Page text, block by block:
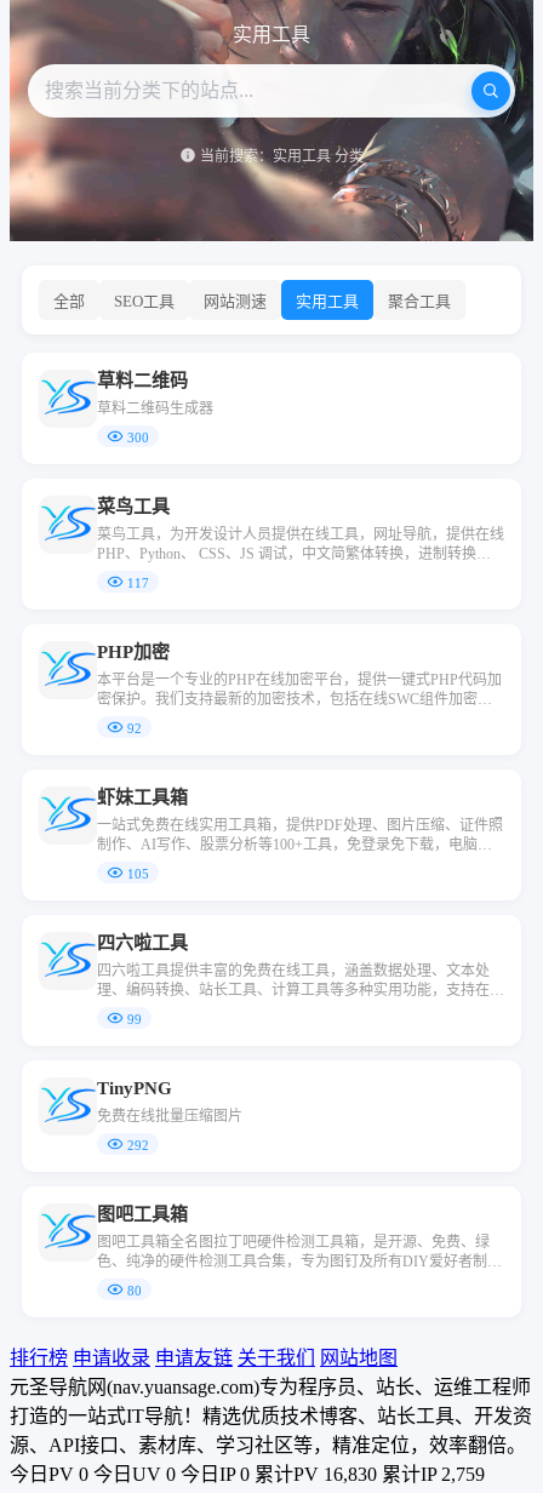
实用工具
当前搜索：实用工具 分类
全部 SEO工具 网站测速 实用工具 聚合工具
草料二维码
草料二维码生成器
300
菜鸟工具
菜鸟工具，为开发设计人员提供在线工具，网址导航，提供在线
PHP、Python、 CSS、JS 调试，中文简繁体转换，进制转换等
工具。致力于打造国内专业WEB开发工具，集成开发环境，WE
B开发教程。..
117
PHP加密
本平台是一个专业的PHP在线加密平台，提供一键式PHP代码加
密保护。我们支持最新的加密技术，包括在线SWC组件加密、S
ourceGuardian17 PRO以及ioncube15加密，同时兼容xend等主流
方式。您只需在线上传PHP文件，即可快速完成加密。本系统是
92
虾妹工具箱
一站式免费在线实用工具箱，提供PDF处理、图片压缩、证件照
制作、AI写作、股票分析等100+工具，免登录免下载，电脑手
机通用
105
四六啦工具
四六啦工具提供丰富的免费在线工具，涵盖数据处理、文本处
理、编码转换、站长工具、计算工具等多种实用功能，支持在线
使用，无需下载，简单高效。
99
TinyPNG
免费在线批量压缩图片
292
图吧工具箱
图吧工具箱全名图拉丁吧硬件检测工具箱，是开源、免费、绿
色、纯净的硬件检测工具合集，专为图钉及所有DIY爱好者制
作，包含常用硬件测试和检测工具，DIY装机必备！
80
排行榜 申请收录 申请友链 关于我们
网站地图
元圣导航网(nav.yuansage.com)专为程序员、站长、运维工程师
打造的一站式IT导航！精选优质技术博客、站长工具、开发资
源、API接口、素材库、学习社区等，精准定位，效率翻倍。
今日PV 0 今日UV 0 今日IP0 累计PV 16,830 累计IP 2,759